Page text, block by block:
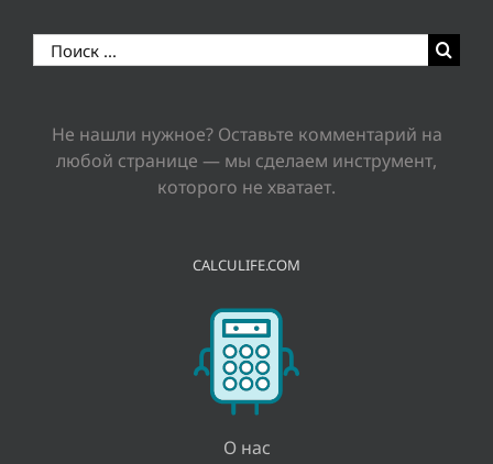
Результат
поиска:
Не нашли нужное? Оставьте комментарий на
любой странице — мы сделаем инструмент,
которого не хватает.
CALCULIFE.COM
О нас